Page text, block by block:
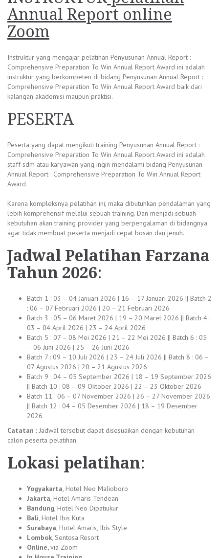
Annual Report online
Zoom
Instruktur yang mengajar pelatihan Penyusunan Annual Report :
Comprehensive Preparation To Win Annual Report Award ini adalah
instruktur yang berkompeten di bidang Penyusunan Annual Report :
Comprehensive Preparation To Win Annual Report Award baik dari
kalangan akademisi maupun praktisi.
PESERTA
Peserta yang dapat mengikuti training Penyusunan Annual Report :
Comprehensive Preparation To Win Annual Report Award ini adalah
staff sdm atau karyawan yang ingin mendalami bidang Penyusunan
Annual Report : Comprehensive Preparation To Win Annual Report
Award
Karena kompleksnya pelatihan ini, maka dibutuhkan pendalaman yang
lebih komprehensif melalui sebuah training. Dan menjadi sebuah
kebutuhan akan training provider yang berpengalaman di bidangnya
agar tidak membuat peserta menjadi cepat bosan dan jenuh.
Jadwal Pelatihan Farzana
Tahun 2026:
Batch 1 : 03 – 04 Januari 2026 | 16 – 17 Januari 2026 || Batch 2
: 06 – 07 Februari 2026 | 20 – 21 Februari 2026
Batch 3 : 05 – 06 Maret 2026 | 19 – 20 Maret 2026 || Batch 4 :
03 – 04 April 2026 | 23 – 24 April 2026
Batch 5 : 07 – 08 Mei 2026 | 21 – 22 Mei 2026 || Batch 6 : 05
– 06 Juni 2026 | 25 – 26 Juni 2026
Batch 7 : 09 – 10 Juli 2026 | 23 – 24 Juli 2026 || Batch 8 : 06 –
07 Agustus 2026 | 20 – 21 Agustus 2026
Batch 9 : 04 – 05 September 2026 | 18 – 19 September 2026
|| Batch 10 : 08 – 09 Oktober 2026 | 22 – 23 Oktober 2026
Batch 11 : 06 – 07 November 2026 | 26 – 27 November 2026
|| Batch 12 : 04 – 05 Desember 2026 | 18 – 19 Desember
2026
Catatan : Jadwal tersebut dapat disesuaikan dengan kebutuhan
calon peserta pelatihan.
Lokasi pelatihan:
Yogyakarta, Hotel Neo Malioboro
Jakarta, Hotel Amaris Tendean
Bandung, Hotel Neo Dipatiukur
Bali, Hotel Ibis Kuta
Surabaya, Hotel Amaris, Ibis Style
Lombok, Sentosa Resort
Online,via Zoom